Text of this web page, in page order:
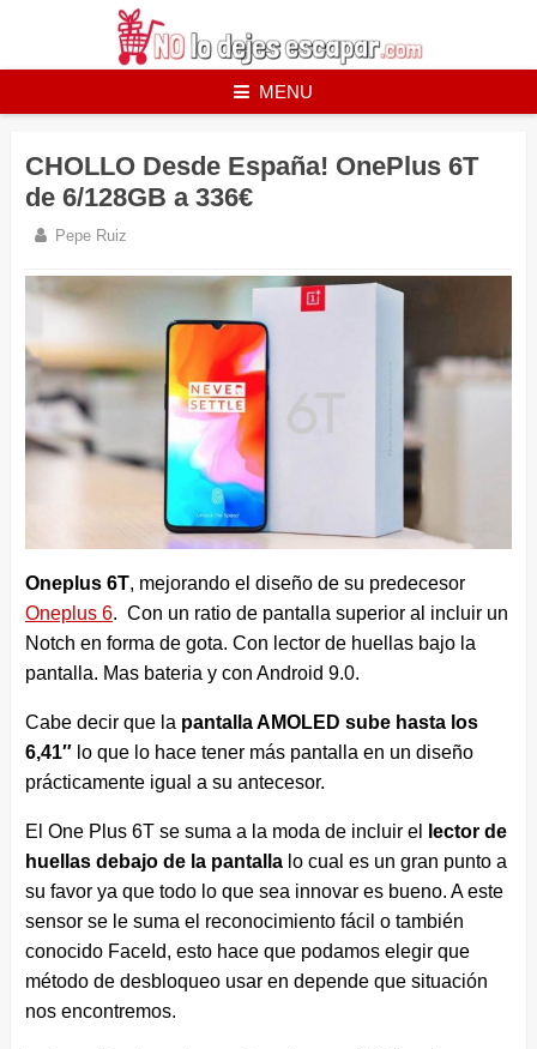
MENU
CHOLLO Desde España! OnePlus 6T
de 6/128GB a 336€
Pepe Ruiz
Oneplus 6T, mejorando el diseño de su predecesor
Oneplus 6. Con un ratio de pantalla superior al incluir un
Notch en forma de gota. Con lector de huellas bajo la
pantalla. Mas bateria y con Android 9.0.
Cabe decir que la pantalla AMOLED sube hasta los
6,41″lo que lo hace tener más pantalla en un diseño
prácticamente igual a su antecesor.
El One Plus 6T se suma a la moda de incluir el
lector de
huellas debajo de la pantallalo cual es un gran punto a
su favor ya que todo lo que sea innovar es bueno. A este
sensor se le suma el reconocimiento fácil o también
conocido FaceId, esto hace que podamos elegir que
método de desbloqueo usar en depende que situación
nos encontremos.